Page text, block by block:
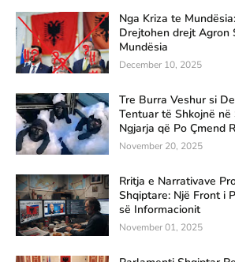
Nga Kriza te
Drejtohen drejt Agron
Mundësia
December 10, 2025
Tre Burra Veshur si
Tentuar të Shkojnë
Ngjarja që Po Çmend
November 20, 2025
Rritja e Narrativave
Shqiptare: Një Front i
së Informacionit
November 01, 2025